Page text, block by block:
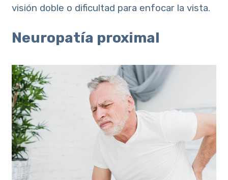
visión doble o dificultad para enfocar la vista.
Neuropatía proximal